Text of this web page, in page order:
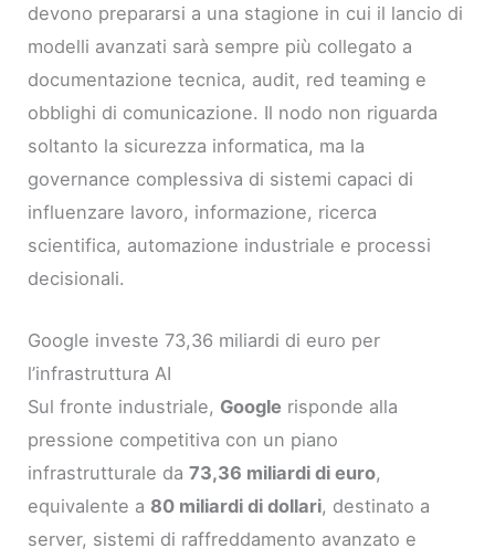
devono prepararsi a una stagione in cui il lancio di
modelli avanzati sarà sempre più collegato a
documentazione tecnica, audit, red teaming e
obblighi di comunicazione. Il nodo non riguarda
soltanto la sicurezza informatica, ma la
governance complessiva di sistemi capaci di
influenzare lavoro, informazione, ricerca
scientifica, automazione industriale e processi
decisionali.
Google investe 73,36 miliardi di euro per
l’infrastruttura AI
Sul fronte industriale, Google risponde alla
pressione competitiva con un piano
infrastrutturale da73,36 miliardi di euro,
equivalente a 80 miliardi di dollari, destinato a
server, sistemi di raffreddamento avanzato e